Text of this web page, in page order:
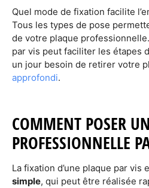
Quel mode de fixation facilite
Tous les types de pose
de votre plaque
par vis peut faciliter les étapes
un jour besoin de retirer votre
approfondi.
COMMENT POSER
PROFESSIONNELLE
La fixation d’une plaque par vis
simple, qui peut être réalisée